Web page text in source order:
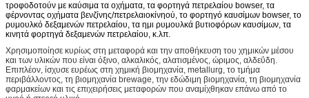
τροφοδοτούν με καύσιμα τα οχήματα, τα φορτηγά πετρελαίου bowser, τα
φέρνοντας οχήματα βενζίνης/πετρελαιοκίνηού, το φορτηγό καυσίμων bowser, το
ρυμουλκό δεξαμενών πετρελαίου, τα ημι ρυμουλκά βυτιοφόρων καυσίμων, τα
κινητά φορτηγά δεξαμενών πετρελαίου, κ.λπ.
Χρησιμοποίησε κυρίως στη μεταφορά και την αποθήκευση του χημικών μέσου
και των υλικών που είναι όξινο, αλκαλικός, αλατισμένος, ώριμος, αλδεΰδη.
Επιπλέον, ίσχυσε ευρέως στη χημική βιομηχανία, metallurg, το τμήμα
περιβάλλοντος, τη βιομηχανία brewage, την εδώδιμη βιομηχανία, τη βιομηχανία
φαρμακείων και τις επιχειρήσεις μεταφορών που αναμίχθηκαν επάνω από το